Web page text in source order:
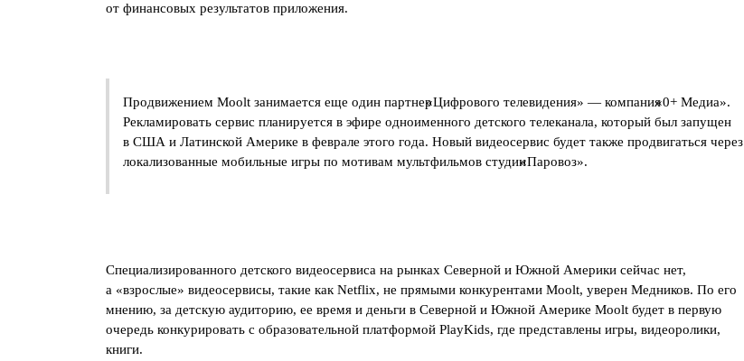
от финансовых результатов приложения.
Продвижением Moolt занимается еще один партнер
«Цифрового телевидения» — компания
«0+ Медиа».
Рекламировать сервис планируется в эфире одноименного детского телеканала, который был запущен
в США и Латинской Америке в феврале этого года. Новый видеосервис будет также продвигаться через
локализованные мобильные игры по мотивам мультфильмов студии
«Паровоз».
Специализированного детского видеосервиса на рынках Северной и Южной Америки сейчас нет,
а «взрослые» видеосервисы, такие как Netflix, не прямыми конкурентами Moolt, уверен Медников. По его
мнению, за детскую аудиторию, ее время и деньги в Северной и Южной Америке Moolt будет в первую
очередь конкурировать с образовательной платформой PlayKids, где представлены игры, видеоролики,
книги.